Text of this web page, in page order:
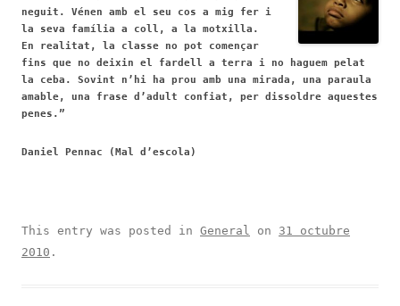
neguit. Vénen amb el seu cos a mig fer i
la seva família a coll, a la motxilla.
En realitat, la classe no pot començar
fins que no deixin el fardell a terra i no haguem pelat
la ceba. Sovint n’hi ha prou amb una mirada, una paraula
amable, una frase d’adult confiat, per dissoldre aquestes
penes.”
Daniel Pennac (Mal d’escola)
This entry was posted in General on 31 octubre
2010 .